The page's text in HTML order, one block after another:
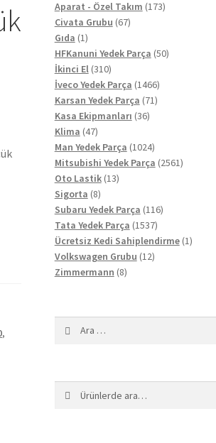
,
ürün
Aparat - Özel Takım 173173
Civata Grubu 6767
Gıda 11
ürün
HFKanuni Yedek Parça 5050
İkinci El 310310
ürün
İveco Yedek Parça 14661466
ürün
Karsan Yedek Parça 7171
Kasa Ekipmanları 3636
Klima 4747
ürün
Man Yedek Parça 10241024
ürün
Mitsubishi Yedek Parça 25612561
Oto Lastik 1313
Sigorta 88
ürün
Subaru Yedek Parça 116116
Tata Yedek Parça 15371537
ürün
Ücretsiz Kedi Sahiplendirme 11
Volkswagen Grubu 1212
Zimmermann 88